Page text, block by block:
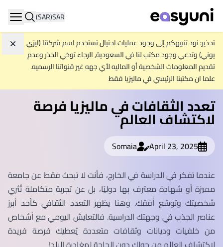
SAR
(SAR)
تحذير: نود تنبيهكم إلى وجود عمليات احتيال تستخدم اسم شركتنا (ايزي
يوني) وتدعي وجود مكتب لنا في السعودية, الرجاء توخي الحذر وعدم
تقديم المعلومات الشخصية أو الماليه لأي جهه غير قنواتنا الرسميه.
علما ان مكتبنا الرئيسي في ماليزيا فقط
تعدد الثقافات في ماليزيا فرصة
لاكتشاف العالم
April 23, 2025
Somaia
عندما تفكر في الدراسة في الخارج، فأنت لا تبحث فقط عن جامعة
مميزة أو شهادة معترف بها دوليًا، بل عن تجربة متكاملة تُثري
شخصيتك وتوسّع أفقك. وهنا يظهر التعدد الثقافي كأحد أبرز
عناصر الجذب في وجهتك الدراسية. فالتعايش اليومي مع أشخاص
من خلفيات وديانات وثقافات متعددة يُعطيك فرصة فريدة